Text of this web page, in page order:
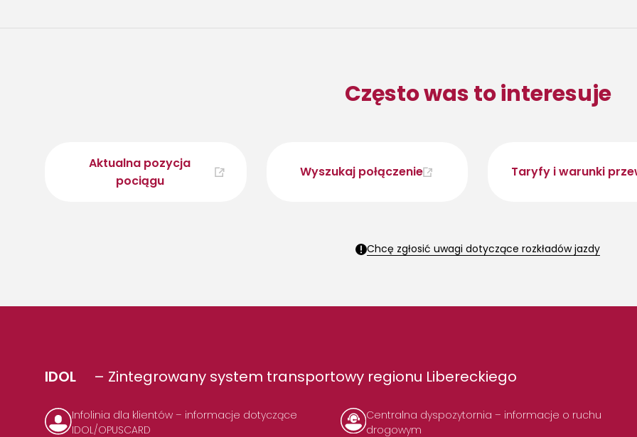
Często was to interesuje
Aktualna pozycja
pociągu
Wyszukaj połączenie Taryfy i warunki
Chcę zgłosić uwagi dotyczące rozkładów jazdy
IDOL – Zintegrowany system transportowy regionu Libereckiego
Infolinia dla klientów – informacje dotyczące
IDOL/OPUSCARD
Centralna dyspozytornia – informacje o ruchu
drogowym